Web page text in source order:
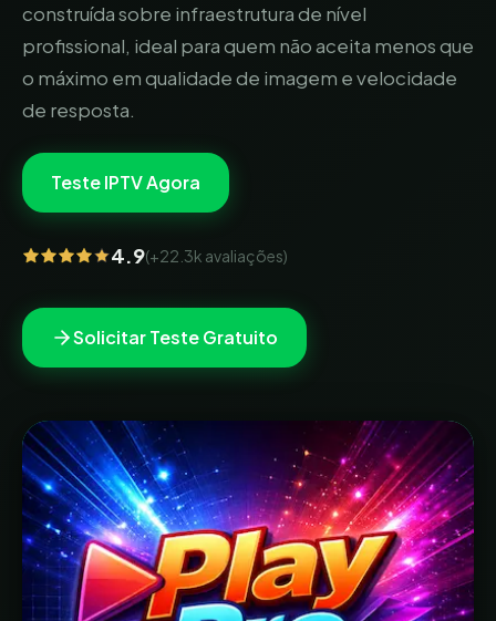
construída sobre infraestrutura de nível
profissional, ideal para quem não aceita menos que
o máximo em qualidade de imagem e velocidade
de resposta.
Teste IPTV Agora
4.9(+22.3k avaliações)
Solicitar Teste Gratuito